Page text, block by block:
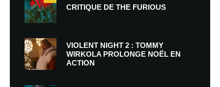
CRITIQUE DE THE FURIOUS
VIOLENT NIGHT 2 : TOMMY
WIRKOLA PROLONGE NOËL EN
ACTION